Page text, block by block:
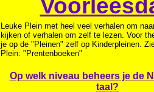
Leuke Plein met heel veel verhalen om
kijken of verhalen om zelf te lezen. Voor
je op de "Pleinen" zelf op Kinderpleinen.
Plein: "Prentenboeken"
Op welk niveau beheers je de
taal?